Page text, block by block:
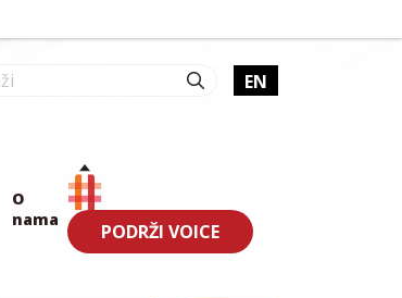
EN
O
nama
PODRŽI VOICE